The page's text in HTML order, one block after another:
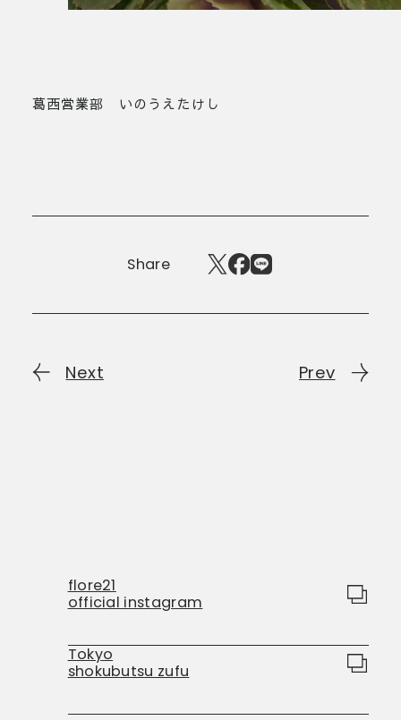
葛西営業部 いのうえたけし
Share
Next Prev
flore21
official instagram
Tokyo
shokubutsu zufu